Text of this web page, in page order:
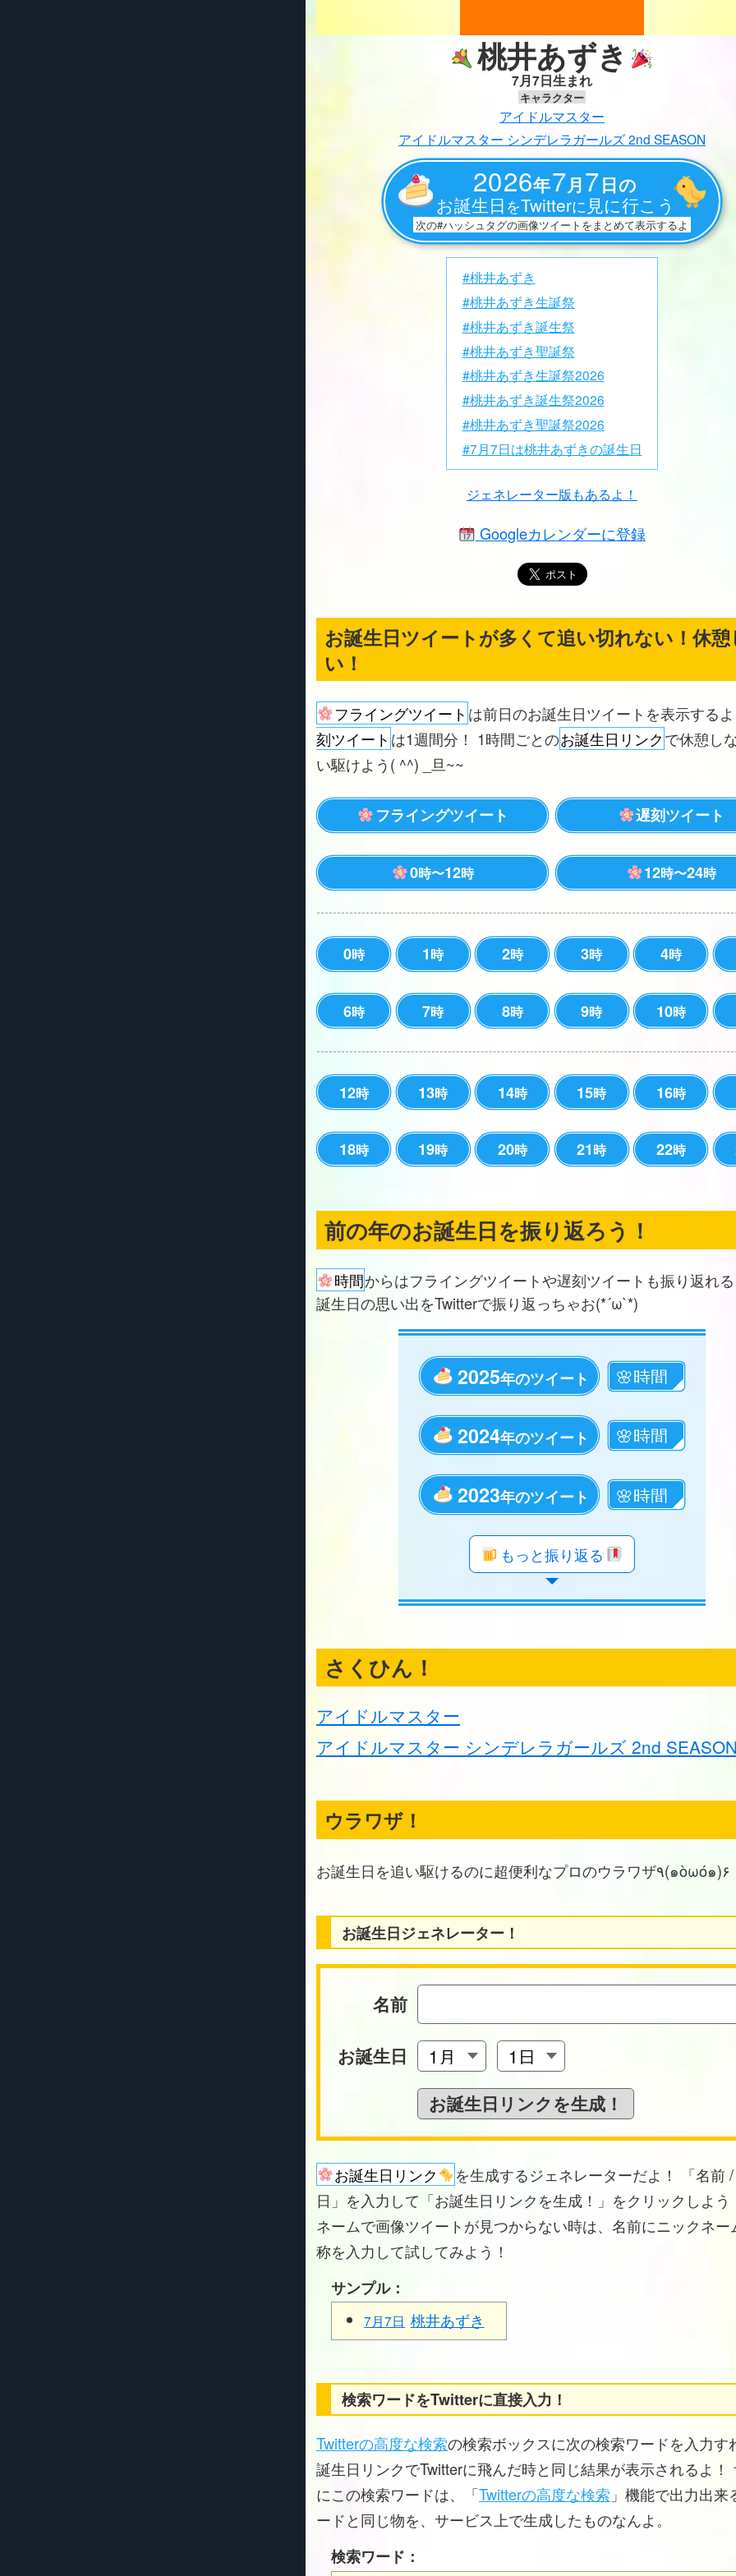
桃井あずき
7月7日生まれ
キャラクター
アイドルマスター
アイドルマスター シンデレラガールズ 2nd SEASON
2026年7月7日の
お誕生日をTwitterに見に行こう
次の#ハッシュタグの画像ツイートをまとめて表示するよ
#桃井あずき
#桃井あずき生誕祭
#桃井あずき誕生祭
#桃井あずき聖誕祭
#桃井あずき生誕祭2026
#桃井あずき誕生祭2026
#桃井あずき聖誕祭2026
#7月7日は桃井あずきの誕生日
ジェネレーター版もあるよ！
Googleカレンダーに登録
お誕生日ツイートが多くて追い切れない！休
い！
フライングツイート は前日のお誕生日ツイートを表示する
刻ツイート は1週間分！ 1時間ごとのお誕生日リンクで休憩し
い駆けよう( ^^) _旦~~
フライングツイート 遅刻ツイート
0時〜12時 12時〜24時
0時 1時 2時 3時 4時
6時 7時 8時 9時 10時
12時 13時 14時 15時 16時
18時 19時 20時 21時 22時
前の年のお誕生日を振り返ろう！
時間からはフライングツイートや遅刻ツイートも振り返れ
誕生日の思い出をTwitterで振り返っちゃお(*´ω`*)
2025年のツイート
2024年のツイート
2023年のツイート
年のツイート
年のツイート
年のツイート
年のツイート
年のツイート
年のツイート
年のツイート
年のツイート
年のツイート
年のツイート
年のツイート
年のツイート
年のツイート
年のツイート
年のツイート
年のツイート
年のツイート
もっと振り返る
さくひん！
アイドルマスター
アイドルマスター シンデレラガールズ 2nd
ウラワザ！
お誕生日を追い駆けるのに超便利なプロのウラワザ٩(๑òωó๑)۶
お誕生日ジェネレーター！
名前
お誕生日
お誕生日リンク
を生成するジェネレーターだよ！ 「名前
日」を入力して「お誕生日リンクを生成！」をクリックしよう
ネームで画像ツイートが見つからない時は、名前にニックネー
称を入力して試してみよう！
サンプル：
7月7日 桃井あずき
検索ワードをTwitterに直接入力！
Twitterの高度な検索の検索ボックスに次の検索ワードを入力す
誕生日リンクでTwitterに飛んだ時と同じ結果が表示されるよ！
にこの検索ワードは、「Twitterの高度な検索 」機能で出力出来
ードと同じ物を、サービス上で生成したものなんよ。
検索ワード：